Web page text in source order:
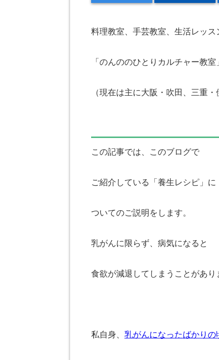
料理教室、手芸教室、生活レッス
「 のんののひとりカルチャー教室
（現在は主に大阪・吹田、三重・
この記事では、このブログで
ご紹介している「養生レシピ」に
ついてのご説明をします。
乳がんに限らず、病気になると
食欲が減退してしまうことがあり
私自身、 乳がんになったばかりの